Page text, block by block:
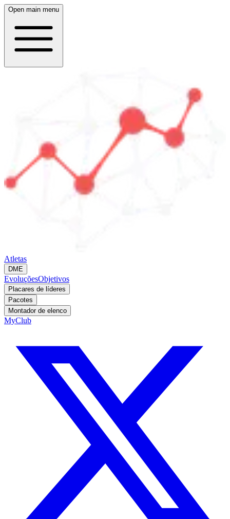
Open main menu
Atletas
DME
EvoluçõesObjetivos
Placares de líderes
Pacotes
Montador de elenco
MyClub